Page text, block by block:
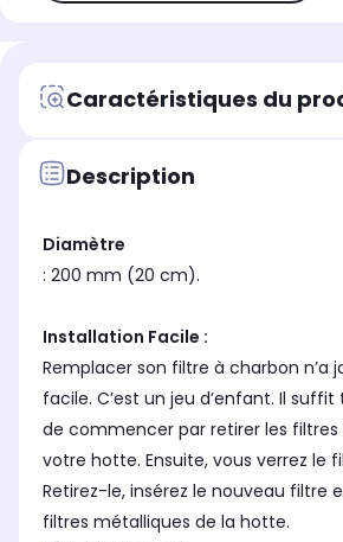
Caractéristiques du
Description
Diamètre
: 200 mm (20 cm).
Installation Facile :
Remplacer son filtre à charbon n’a
facile. C’est un jeu d’enfant. Il
de commencer par retirer les
votre hotte. Ensuite, vous verrez le
Retirez-le, insérez le nouveau filtre
filtres métalliques de la hotte.